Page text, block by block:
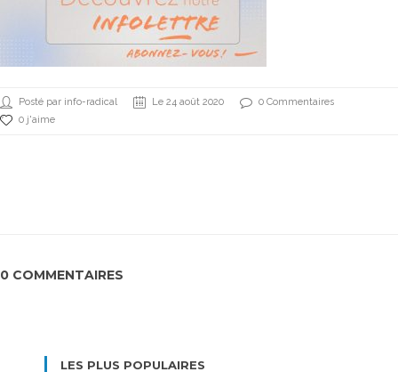
Posté par info-radical Le 24 août 2020
0 Commentaires
0 j'aime
0 COMMENTAIRES
LES PLUS POPULAIRES